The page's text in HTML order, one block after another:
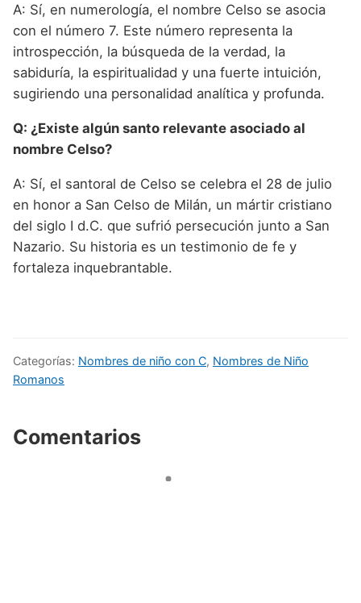
A: Sí, en numerología, el nombre Celso se asocia
con el número 7. Este número representa la
introspección, la búsqueda de la verdad, la
sabiduría, la espiritualidad y una fuerte intuición,
sugiriendo una personalidad analítica y profunda.
Q: ¿Existe algún santo relevante asociado al
nombre Celso?
A: Sí, el santoral de Celso se celebra el 28 de julio
en honor a San Celso de Milán, un mártir cristiano
del siglo I d.C. que sufrió persecución junto a San
Nazario. Su historia es un testimonio de fe y
fortaleza inquebrantable.
Categorías: Nombres de niño con C, Nombres de Niño
Romanos
Comentarios